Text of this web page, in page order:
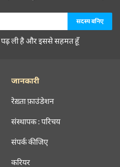
पढ़ ली है और इससे सहमत हूँ
जानकारी
रेख़्ता फ़ाउंडेशन
संस्थापक : परिचय
संपर्क कीजिए
करियर